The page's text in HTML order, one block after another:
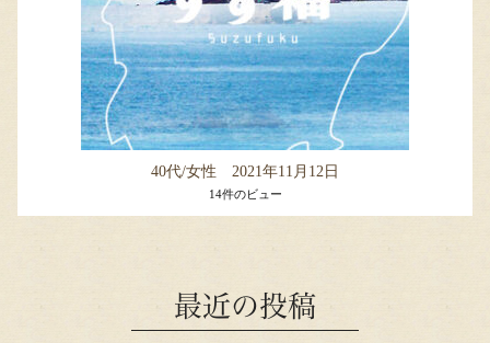
40代/女性 2021年11月12日
14件のビュー
最近の投稿